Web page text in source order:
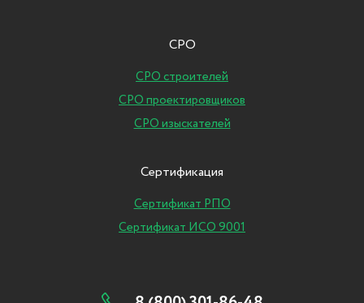
СРО
СРО строителей
СРО проектировщиков
СРО изыскателей
Сертификация
Сертификат РПО
Сертификат ИСО 9001